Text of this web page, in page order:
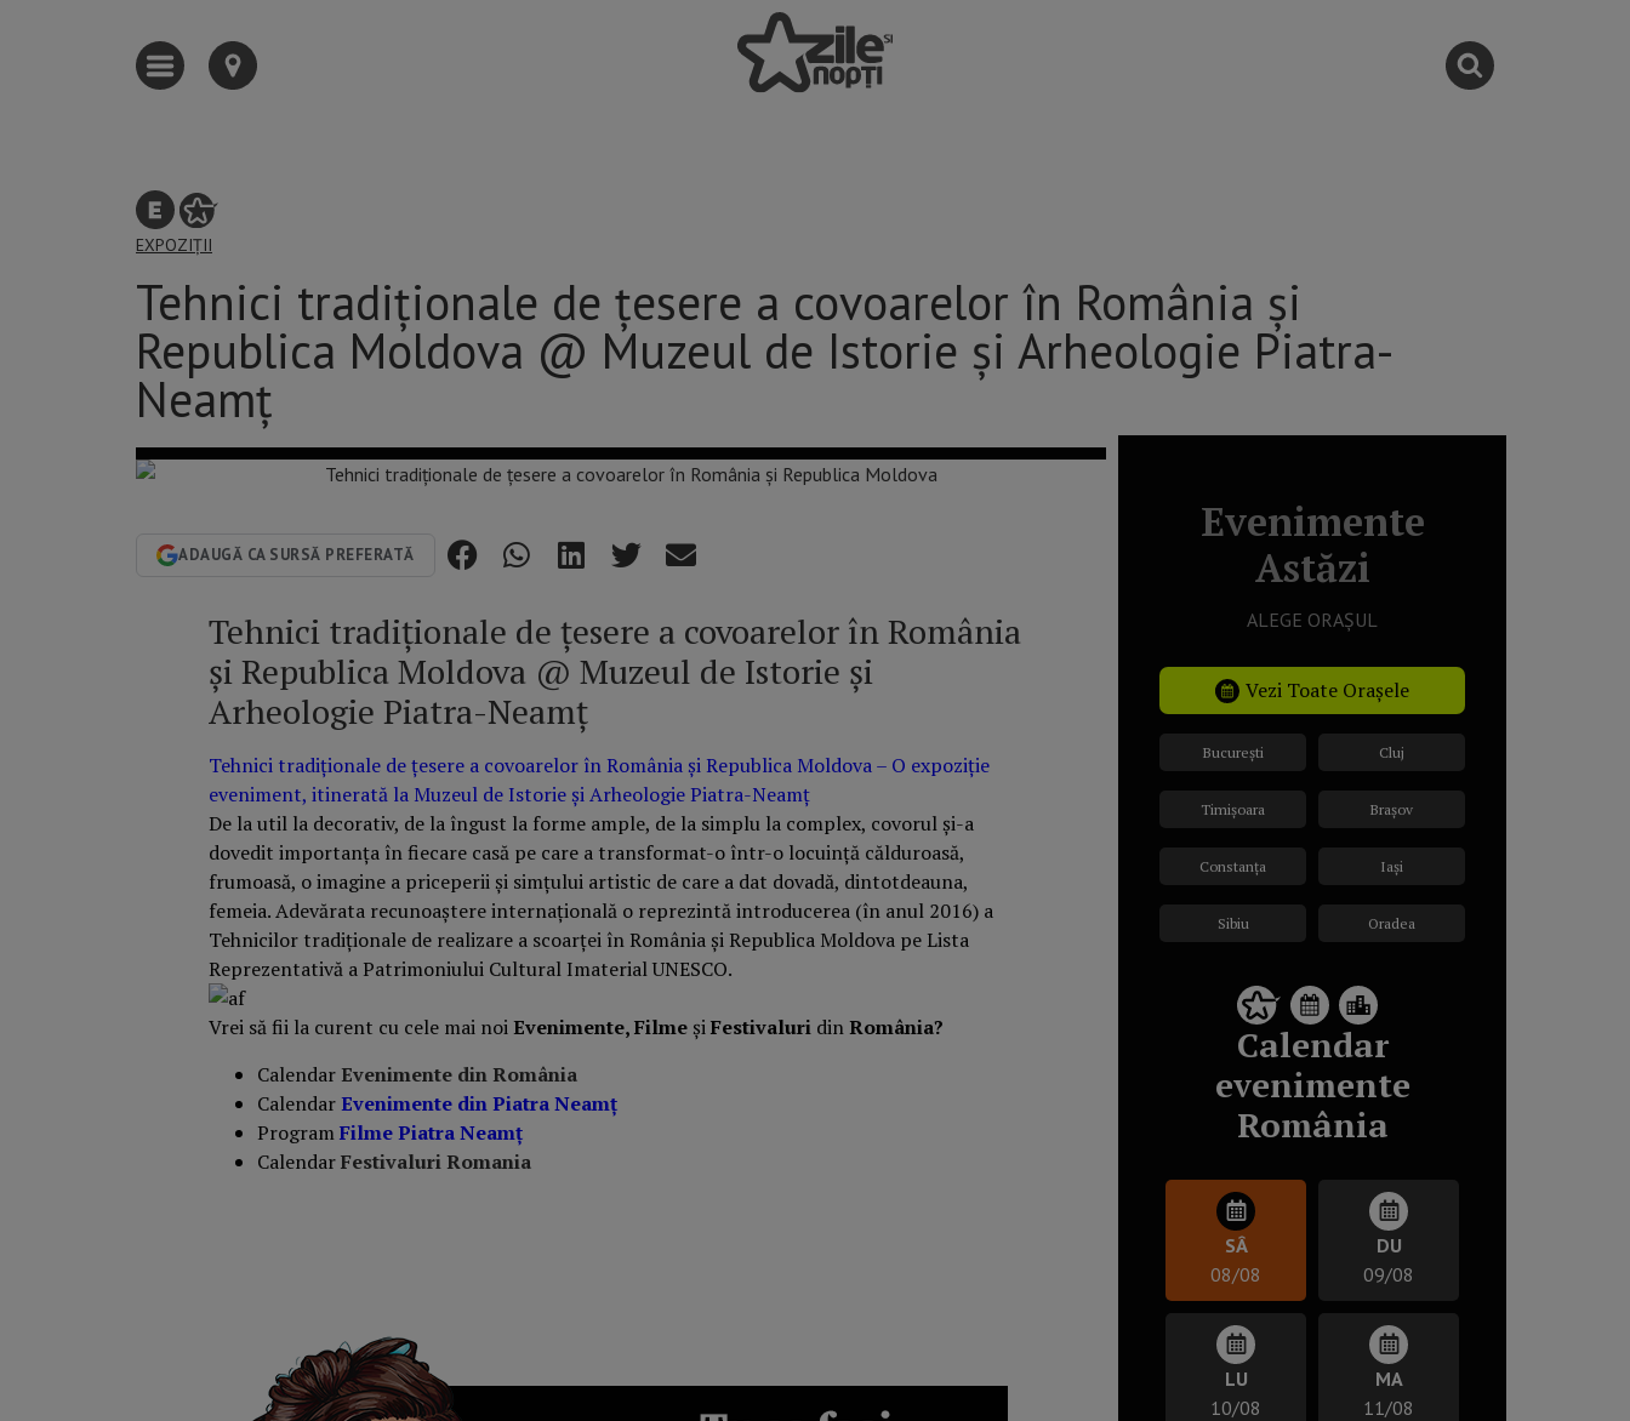
EXPOZIȚII
Tehnici tradiționale de țesere a covoarelor în România și
Republica Moldova @ Muzeul de Istorie și Arheologie Piatra-
Neamț
ADAUGĂ CA SURSĂ PREFERATĂ
Tehnici tradiționale de țesere a covoarelor în România
și Republica Moldova @ Muzeul de Istorie și
Arheologie Piatra-Neamț
Tehnici tradiționale de țesere a covoarelor în România și Republica Moldova – O expoziție
eveniment, itinerată la Muzeul de Istorie și Arheologie Piatra-Neamț
​De la util la decorativ, de la îngust la forme ample, de la simplu la complex, covorul și-a
dovedit importanța în fiecare casă pe care a transformat-o într-o locuință călduroasă,
frumoasă, o imagine a priceperii și simțului artistic de care a dat dovadă, dintotdeauna,
femeia. Adevărata recunoaștere internațională o reprezintă introducerea (în anul 2016) a
Tehnicilor tradiționale de realizare a scoarței în România și Republica Moldova pe Lista
Reprezentativă a Patrimoniului Cultural Imaterial UNESCO.
Vrei să fii la curent cu cele mai noiEvenimente, Filme șiFestivaluri dinRomânia?
Calendar Evenimente din România
CalendarEvenimente din Piatra Neamț
ProgramFilme Piatra Neamț
CalendarFestivaluri Romania
Evenimente
Astăzi
ALEGE ORAȘUL
Vezi Toate Orașele
București
Timișoara
Constanța
Sibiu
Cluj
Brașov
Iași
Oradea
Calendar
evenimente
România
SÂ
08/08
DU
09/08
LU
10/08
MA
11/08